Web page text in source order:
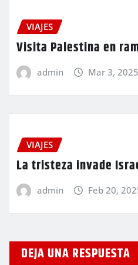
VIAJES
Visita Palestina en
admin Mar 3, 2025
VIAJES
La tristeza invade
admin Feb 20,
DEJA UNA RESPUESTA